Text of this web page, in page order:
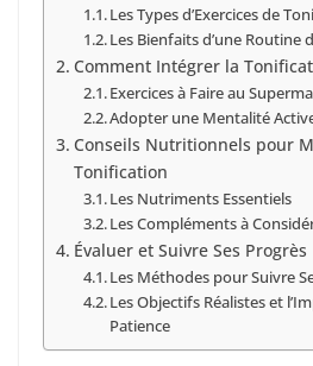
Les Types d’Exercices de
Les Bienfaits d’une Routine
Comment Intégrer la
Exercices à Faire au
Adopter une Mentalité
Conseils Nutritionnels pour
Tonification
Les Nutriments Essentiels
Les Compléments à
Évaluer et Suivre Ses Progrès
Les Méthodes pour Suivre
Les Objectifs Réalistes et
Patience